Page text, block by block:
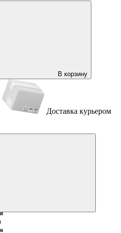
В корзину
Доставка курьером